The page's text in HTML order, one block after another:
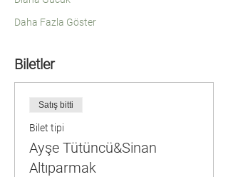
Daha Fazla Göster
Biletler
Satış bitti
Bilet tipi
Ayşe Tütüncü&Sinan
Altıparmak